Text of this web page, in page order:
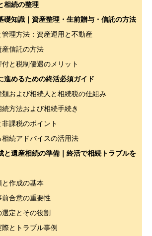
相続の整理
礎知識｜資産整理・生前贈与・信託の方法
理方法：資産運用と不動産
信託の方法
と税制優遇のメリット
進めるための終活必須ガイド
および相続人と相続税の仕組み
方法および相続手続き
課税のポイント
続アドバイスの活用法
と遺産相続の準備｜終活で相続トラブルを
作成の基本
合意の重要性
定とその役割
とトラブル事例